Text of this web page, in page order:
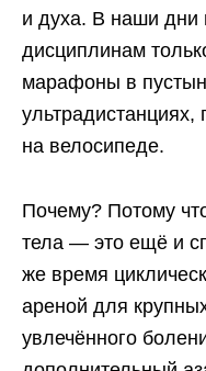
и духа. В наши дни
дисциплинам
марафоны в
на велосипеде.
Почему? Потому
тела — это ещё и
же время
ареной для
увлечённого